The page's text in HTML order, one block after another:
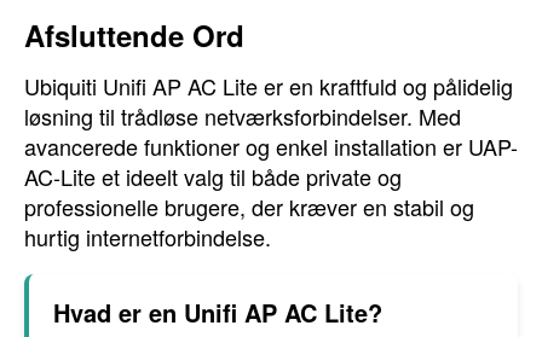
Afsluttende Ord
Ubiquiti Unifi AP AC Lite er en kraftfuld og pålidelig
løsning til trådløse netværksforbindelser. Med
avancerede funktioner og enkel installation er UAP-
AC-Lite et ideelt valg til både private og
professionelle brugere, der kræver en stabil og
hurtig internetforbindelse.
Hvad er en Unifi AP AC Lite?